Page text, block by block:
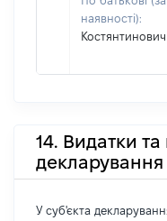
наявності):
Костянтинович
14. Видатки
декларування
У суб'єкта